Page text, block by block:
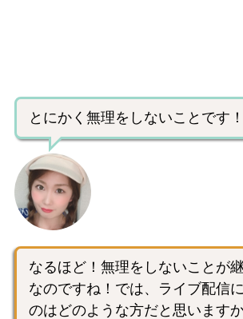
とにかく無理をしないことです！
なるほど！無理をしないことが
なのですね！では、ライブ配信
のはどのような方だと思います